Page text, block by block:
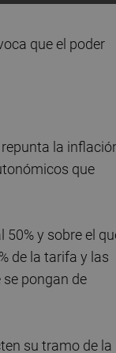
que el poder
la
que
50% y sobre el
de la tarifa y las
se pongan de
su tramo de la